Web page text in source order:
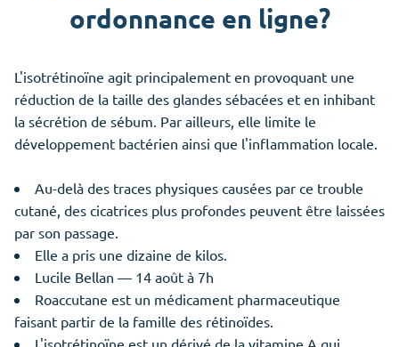
ordonnance en ligne?
L'isotrétinoïne agit principalement en provoquant une
réduction de la taille des glandes sébacées et en inhibant
la sécrétion de sébum. Par ailleurs, elle limite le
développement bactérien ainsi que l'inflammation locale.
Au-delà des traces physiques causées par ce trouble
cutané, des cicatrices plus profondes peuvent être laissées
par son passage.
Elle a pris une dizaine de kilos.
Lucile Bellan — 14 août à 7h
Roaccutane est un médicament pharmaceutique
faisant partir de la famille des rétinoïdes.
L'isotrétinoïne est un dérivé de la vitamine A qui